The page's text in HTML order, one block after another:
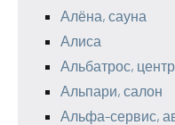
Алёна, сауна
Алиса
Альбатрос,
Альпари, салон
Альфа-сервис,